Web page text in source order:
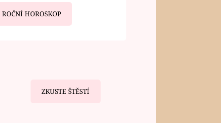
ROČNÍ HOROSKOP
ZKUSTE ŠTĚSTÍ